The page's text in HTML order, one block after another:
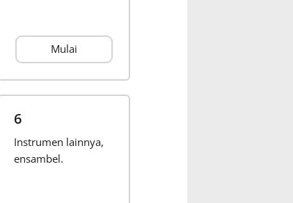
Mulai
6
Instrumen lainnya,
ensambel.